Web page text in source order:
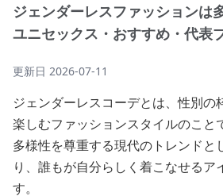
ジェンダーレスファッションは
ユニセックス・おすすめ・代表
更新日 2026-07-11
ジェンダーレスコーデとは、性別の
楽しむファッションスタイルのこと
多様性を尊重する現代のトレンドと
り、誰もが自分らしく着こなせるア
す。